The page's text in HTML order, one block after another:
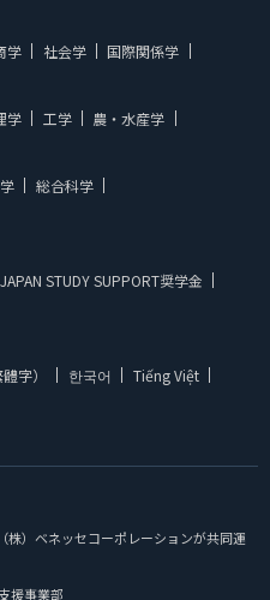
学 社会学
国際関係学
学 工学
農・水産学
総合科学
JAPAN STUDY SUPPORT奨学金
字） 한국어
Tiếng Việt
）ベネッセコーポレーションが共同運
援事業部